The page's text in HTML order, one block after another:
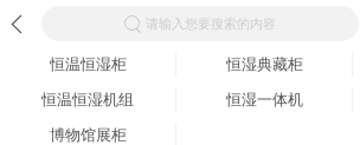
请输入您要搜索的内容
恒温恒湿柜 恒湿典藏柜
恒温恒湿机组
恒湿一体机
博物馆展柜